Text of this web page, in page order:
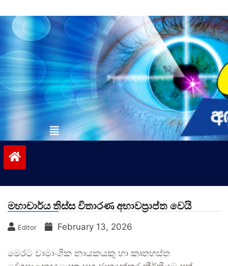
to
contentvinivida.lk
මහාචාර්ය තිස්ස විතාරණ අභාවප්‍රාප්ත වෙයි
Editor February 13, 2026
මෙරට වාමාංශික නායකයකු හා කෘතහස්ත